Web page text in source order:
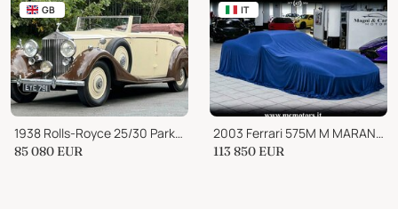
GB
1938 Rolls-Royce 25/30 Park Ward 4 door Cabriolet GGR54
85 080 EUR
IT
2003 Ferrari 575M M MARANELLO F1|FARI XENO|CARBON PARTS
113 850 EUR